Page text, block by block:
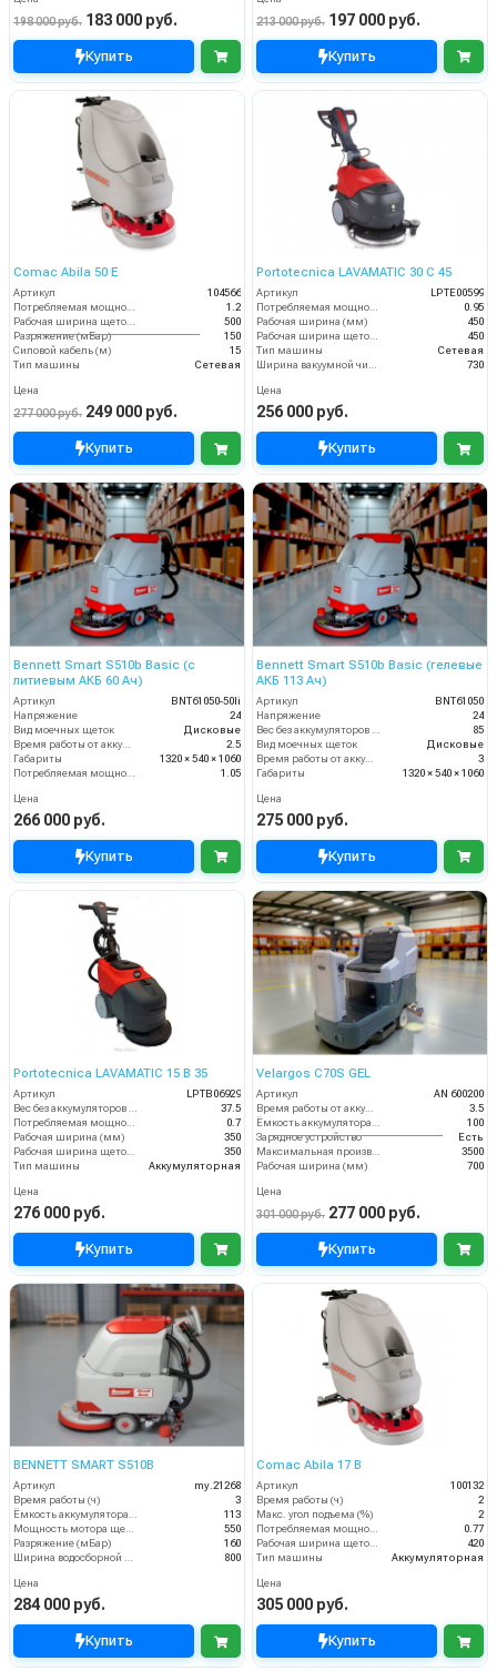
198 000 руб. 183 000 руб.
Купить
213 000 руб. 197 000 руб.
Купить
Comac Abila 50 E
Артикул
104566
Потребляемая мощность (кВт)
1.2
Рабочая ширина щеток (мм)
500
Разряжение (мБар)
150
Силовой кабель (м)
15
Тип машины
Сетевая
Цена
277 000 руб. 249 000 руб.
Купить
Portotecnica LAVAMATIC 30 С 45
Артикул
LPTE00599
Потребляемая мощность (кВт)
0.95
Рабочая ширина (мм)
450
Рабочая ширина щеток (мм)
450
Тип машины
Сетевая
Ширина вакуумной чистки (мм)
730
Цена
256 000 руб.
Купить
Bennett Smart S510b Basic (с
литиевым АКБ 60 Ач)
Артикул
BNT61050-50li
Напряжение
24
Вид моечных щеток
Дисковые
Время работы от аккумуляторов (ч)
2.5
Габариты
1320 × 540 × 1060
1.05
Цена
266 000 руб.
Купить
Bennett Smart S510b Basic (гелевые
АКБ 113 Ач)
Артикул
BNT61050
Напряжение
24
85
Вид моечных щеток
Дисковые
Время работы от аккумуляторов (ч)
3
Габариты
1320 × 540 × 1060
Цена
275 000 руб.
Купить
Portotecnica LAVAMATIC 15 B 35
Артикул
LPTB06929
37.5
0.7
Рабочая ширина (мм)
350
350
Тип машины
Аккумуляторная
Цена
276 000 руб.
Купить
Velargos C70S GEL
Артикул
AN 600200
Время работы от аккумуляторов (ч)
3.5
100
Зарядное устройство
Есть
3500
Рабочая ширина (мм)
700
Цена
301 000 руб. 277 000 руб.
Купить
BENNETT SMART S510B
Артикул
my.21268
Время работы (ч)
3
Ёмкость аккумулятора (Ач)
113
Мощность мотора щеток
550
Разряжение (мБар)
160
Ширина водосборной рейки
800
Цена
284 000 руб.
Купить
Comac Abila 17 B
Артикул
100132
Время работы (ч)
2
Макс. угол подъема (%)
2
Потребляемая мощность (кВт)
0.77
Рабочая ширина щеток (мм)
420
Тип машины
Аккумуляторная
Цена
305 000 руб.
Купить